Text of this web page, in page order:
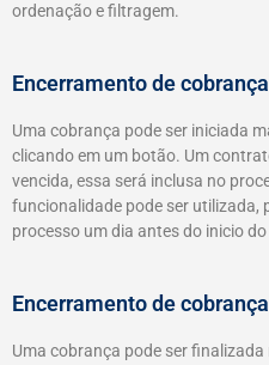
ordenação e filtragem.
Encerramento de
Uma cobrança pode ser iniciada
clicando em um botão. Um
vencida, essa será inclusa no
funcionalidade pode ser utilizada,
processo um dia antes do inicio
Encerramento de
Uma cobrança pode ser